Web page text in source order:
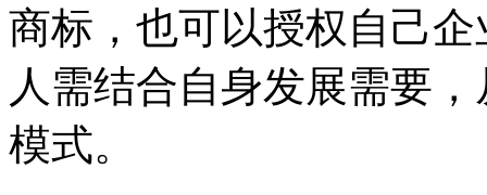
商标，也可以授权自己
人需结合自身发展需要
模式。